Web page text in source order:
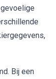
Bij een